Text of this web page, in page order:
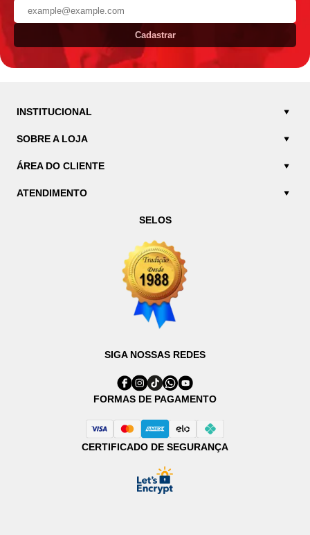
Cadastrar
INSTITUCIONAL
SOBRE A LOJA
ÁREA DO CLIENTE
ATENDIMENTO
SELOS
SIGA NOSSAS REDES
FORMAS DE PAGAMENTO
CERTIFICADO DE SEGURANÇA